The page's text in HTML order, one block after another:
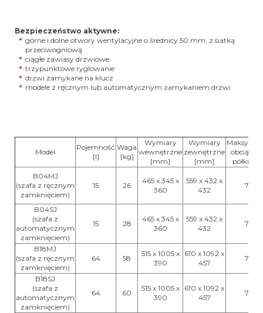
Bezpieczeństwo aktywne:
górne i dolne otwory wentylacyjne o średnicy 50 mm, z siatką
przeciwogniową
ciągłe zawiasy drzwiowe
trzypunktowe ryglowanie
drzwi zamykane na klucz
modele z ręcznym lub automatycznym zamykaniem drzwi
Model
Pojemność
[l]
Waga
[kg]
Wymiary
wewnętrzne
[mm]
Wymiary
zewnętrzne
[mm]
półki
B04MJ
(szafa z ręcznym
zamknięciem)
15 26
465 x 345 x
360
559 x 432 x
432
75
B04SJ
(szafa z
automatycznym
zamknięciem)
15 28
465 x 345 x
360
559 x 432 x
432
75
B18MJ
(szafa z ręcznym
zamknięciem)
64 58
515 x 1005 x
390
610 x 1092 x
457
75
B18SJ
(szafa z
automatycznym
zamknięciem)
64 60
515 x 1005 x
390
610 x 1092 x
457
75